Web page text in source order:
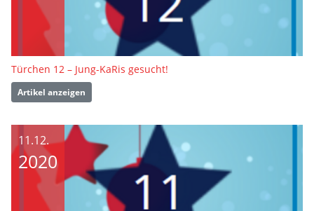
Türchen 12 – Jung-KaRis gesucht!
Artikel anzeigen
11.12.
2020